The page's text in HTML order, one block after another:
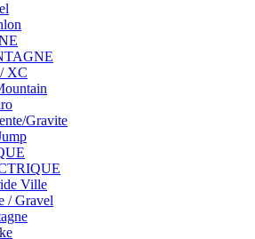
XC
Gravite
Ville
/ Gravel